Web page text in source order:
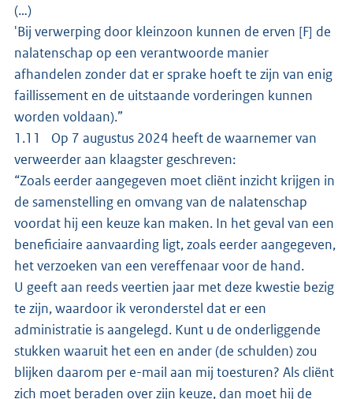
(…)
'Bij verwerping door kleinzoon kunnen de erven [F] de
nalatenschap op een verantwoorde manier
afhandelen zonder dat er sprake hoeft te zijn van enig
faillissement en de uitstaande vorderingen kunnen
worden voldaan).”
1.11 Op 7 augustus 2024 heeft de waarnemer van
verweerder aan klaagster geschreven:
“Zoals eerder aangegeven moet cliënt inzicht krijgen in
de samenstelling en omvang van de nalatenschap
voordat hij een keuze kan maken. In het geval van een
beneficiaire aanvaarding ligt, zoals eerder aangegeven,
het verzoeken van een vereffenaar voor de hand.
U geeft aan reeds veertien jaar met deze kwestie bezig
te zijn, waardoor ik veronderstel dat er een
administratie is aangelegd. Kunt u de onderliggende
stukken waaruit het een en ander (de schulden) zou
blijken daarom per e-mail aan mij toesturen? Als cliënt
zich moet beraden over zijn keuze, dan moet hij de